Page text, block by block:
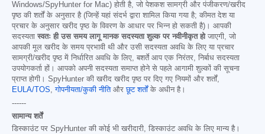
Windows/SpyHunter for Mac) होती है, जो पेशकश सामग्री और पंजीकरण/खरीद
पृष्ठ की शर्तों के अनुसार है (जिन्हें यहां संदर्भ द्वारा शामिल किया गया है; कीमत देश या
प्रचार के अनुसार खरीद पृष्ठ के विवरण के आधार पर भिन्न हो सकती है)। आपकी
सदस्यता स्वतः ही उस समय लागू मानक सदस्यता शुल्क पर नवीनीकृत होजाएगी, जो
आपकी मूल खरीद के समय प्रभावी थी और उसी सदस्यता अवधि के लिए या प्रचार
सामग्री/खरीद पृष्ठ में निर्धारित अवधि के लिए, बशर्ते आप एक निरंतर, निर्बाध सदस्यता
उपयोगकर्ता हों। आपको अपनी सदस्यता समाप्त होने से पहले आगामी शुल्कों की सूचना
प्राप्त होगी। SpyHunter की खरीद खरीद पृष्ठ पर दिए गए नियमों और शर्तों,
EULA/TOS,गोपनीयता/कुकी नीतिऔरछूट शर्तोंके अधीन है।
------
सामान्य शर्तें
डिस्काउंट पर SpyHunter की कोई भी खरीदारी, डिस्काउंट अवधि के लिए मान्य है।